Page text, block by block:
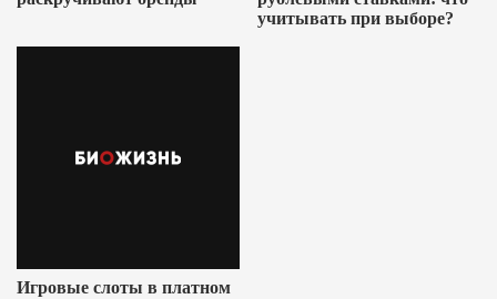
учитывать при выборе?
Игровые слоты в платном